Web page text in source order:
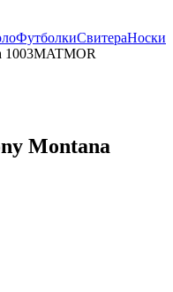
ФутболкиСвитераНоски
1003MATMOR
Montana